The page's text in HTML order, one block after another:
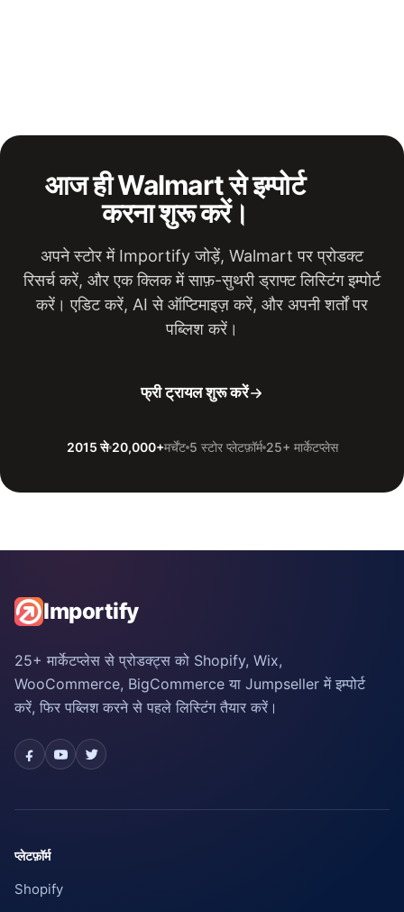
आज ही Walmart से इम्पोर्ट
करना शुरू करें।
अपने स्टोर में Importify जोड़ें, Walmart पर प्रोडक्ट
रिसर्च करें, और एक क्लिक में साफ़-सुथरी ड्राफ्ट लिस्टिंग इम्पोर्ट
करें। एडिट करें, AI से ऑप्टिमाइज़ करें, और अपनी शर्तों पर
पब्लिश करें।
फ्री ट्रायल शुरू करें
2015 से 20,000+मर्चेंट 5 स्टोर प्लेटफ़ॉर्म 25+ मार्केटप्लेस
Importify
25+ मार्केटप्लेस से प्रोडक्ट्स को Shopify, Wix,
WooCommerce, BigCommerce या Jumpseller में इम्पोर्ट
करें, फिर पब्लिश करने से पहले लिस्टिंग तैयार करें।
प्लेटफ़ॉर्म
Shopify